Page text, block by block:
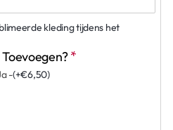
kleding tijdens het
-(+€6,50)